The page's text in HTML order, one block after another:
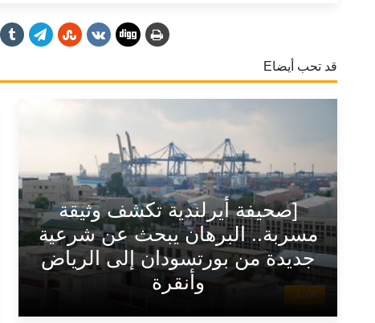
قد تحب أيضاE
الأخبار
[صحيفة أيرلندية تكشف وثيقة
مسربة.. البرهان يبحث عن شرعية
جديدة من بورتسودان إلى الرياض
وأنقرة